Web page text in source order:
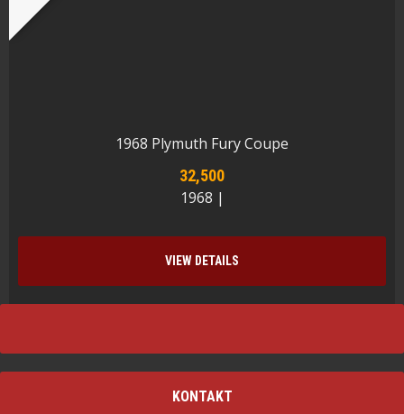
1968 Plymuth Fury Coupe
32,500
1968 |
VIEW DETAILS
KONTAKT